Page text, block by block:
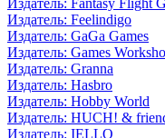
Издатель: Fantasy Flight
Издатель: Feelindigo
Издатель: GaGa Games
Издатель: Games
Издатель: Granna
Издатель: Hasbro
Издатель: Hobby World
Издатель: HUCH! &
Издатель: IELLO